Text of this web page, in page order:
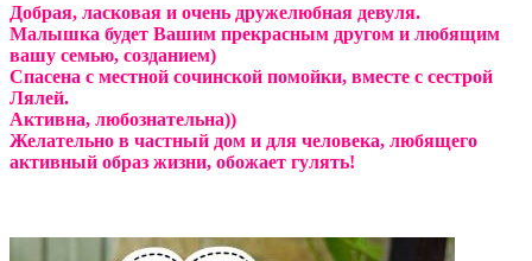
Добрая, ласковая и очень дружелюбная девуля.
Малышка будет Вашим прекрасным другом и любящим
вашу семью, созданием)
Спасена с местной сочинской помойки, вместе с сестрой
Лялей.
Активна, любознательна))
Желательно в частный дом и для человека, любящего
активный образ жизни, обожает гулять!